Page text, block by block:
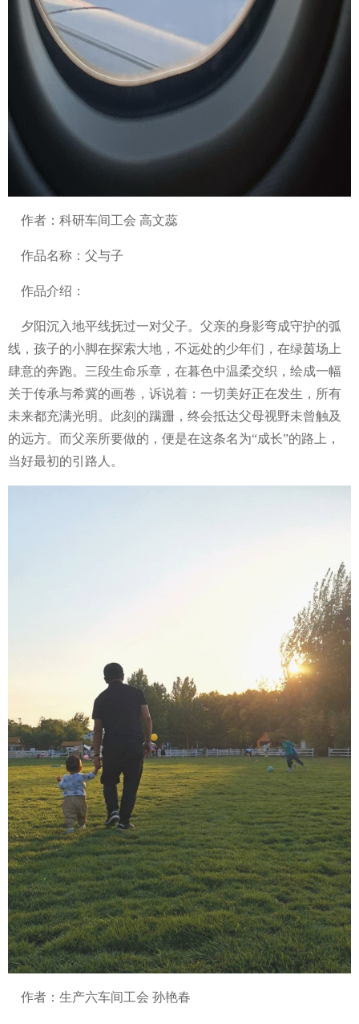
作者：科研车间工会 高文蕊
作品名称：父与子
作品介绍：
夕阳沉入地平线抚过一对父子。父亲的身影弯成守护的弧
线，孩子的小脚在探索大地，不远处的少年们，在绿茵场上
肆意的奔跑。三段生命乐章，在暮色中温柔交织，绘成一幅
关于传承与希冀的画卷，诉说着：一切美好正在发生，所有
未来都充满光明。此刻的蹒跚，终会抵达父母视野未曾触及
的远方。而父亲所要做的，便是在这条名为“成长”的路上，
当好最初的引路人。
作者：生产六车间工会 孙艳春